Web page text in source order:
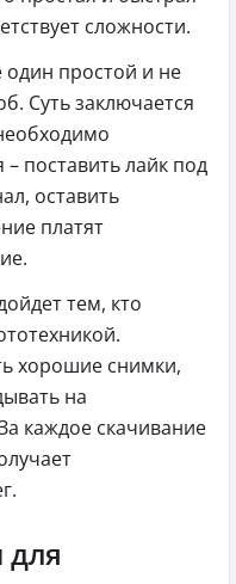
сложности.
простой и не
Суть заключается
поставить лайк под
оставить
платят
тем, кто
хорошие снимки,
на
каждое скачивание
для